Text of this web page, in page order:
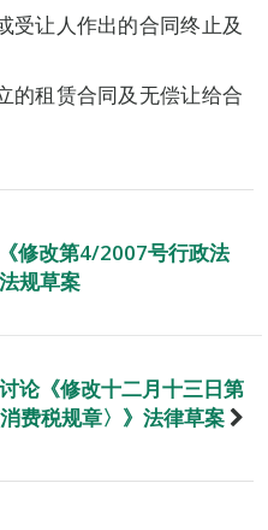
受让人作出的合同终止及
的租赁合同及无偿让给合
修改第4/2007号行政法
规草案
论《修改十二月十三日第
费税规章〉》法律草案